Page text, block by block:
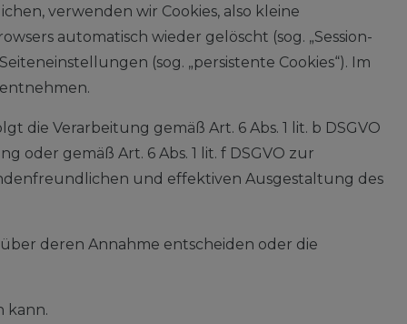
verwenden wir Cookies, also kleine
automatisch wieder gelöscht (sog. „Session-
(sog. „persistente Cookies“). Im
die Verarbeitung gemäß Art. 6 Abs. 1 lit. b DSGVO
oder gemäß Art. 6 Abs. 1 lit. f DSGVO zur
und effektiven Ausgestaltung des
deren Annahme entscheiden oder die
kann.